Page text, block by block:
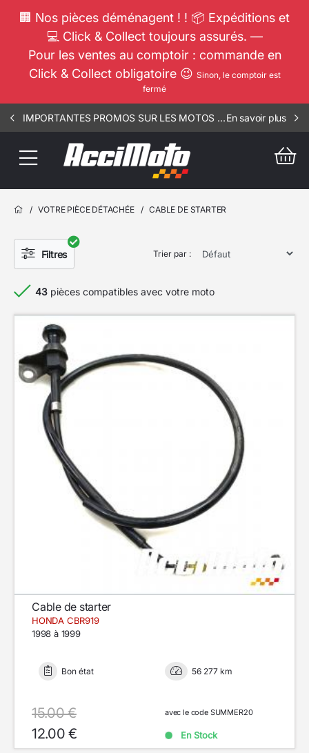
🏢 Nos pièces déménagent ! ! 📦 Expéditions et
💻 Click & Collect toujours assurés. —
Pour les ventes au comptoir : commande en
Click & Collect obligatoire 😉 Sinon, le comptoir est
fermé
IMPORTANTES PROMOS SUR LES MOTOS COMPLETES !!! CONSULTEZ NOS ANNONCES ----- ELEC - RIV - 1812En savoir plus
/ VOTRE PIÈCE DÉTACHÉE / CABLE DE STARTER
Filtres Trier par :
43 pièces compatibles avec votre moto
Cable de starter
HONDA CBR919
1998 à 1999
Bon état 56 277 km
15.00 €
12.00 €
avec le code SUMMER20
En Stock